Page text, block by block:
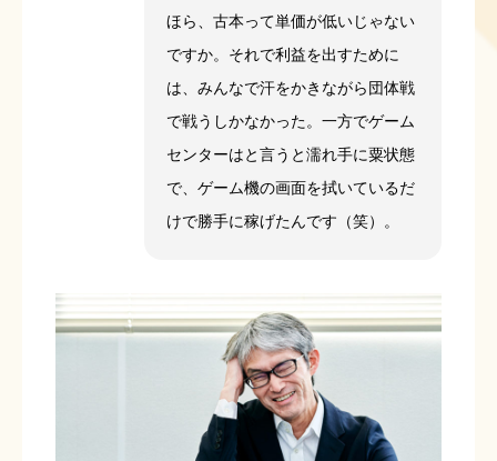
ほら、古本って単価が低いじゃない
ですか。それで利益を出すために
は、みんなで汗をかきながら団体戦
で戦うしかなかった。一方でゲーム
センターはと言うと濡れ手に粟状態
で、ゲーム機の画面を拭いているだ
けで勝手に稼げたんです（笑）。